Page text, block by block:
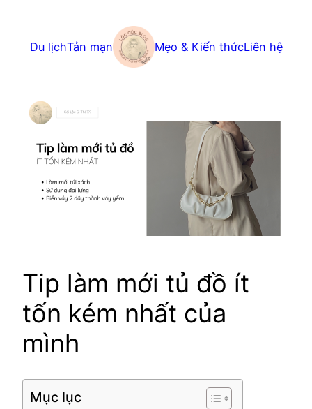
contentDu lịchTản mạn Mẹo & Kiến thứcLiên hệ
Tip làm mới tủ đồ ít
tốn kém nhất của
mình
Mục lục